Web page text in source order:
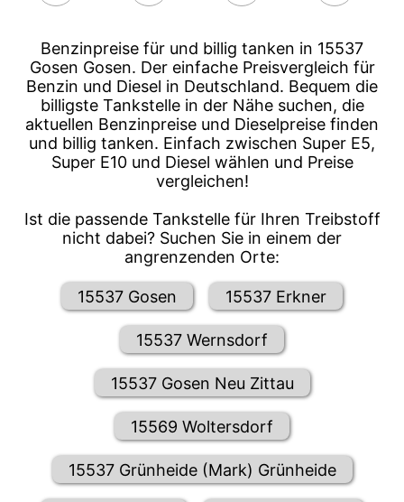
Benzinpreise für und billig tanken in 15537
Gosen Gosen. Der einfache Preisvergleich für
Benzin und Diesel in Deutschland. Bequem die
billigste Tankstelle in der Nähe suchen, die
aktuellen Benzinpreise und Dieselpreise finden
und billig tanken. Einfach zwischen Super E5,
Super E10 und Diesel wählen und Preise
vergleichen!
Ist die passende Tankstelle für Ihren Treibstoff
nicht dabei? Suchen Sie in einem der
angrenzenden Orte:
15537 Gosen 15537 Erkner
15537 Wernsdorf
15537 Gosen Neu Zittau
15569 Woltersdorf
15537 Grünheide (Mark) Grünheide